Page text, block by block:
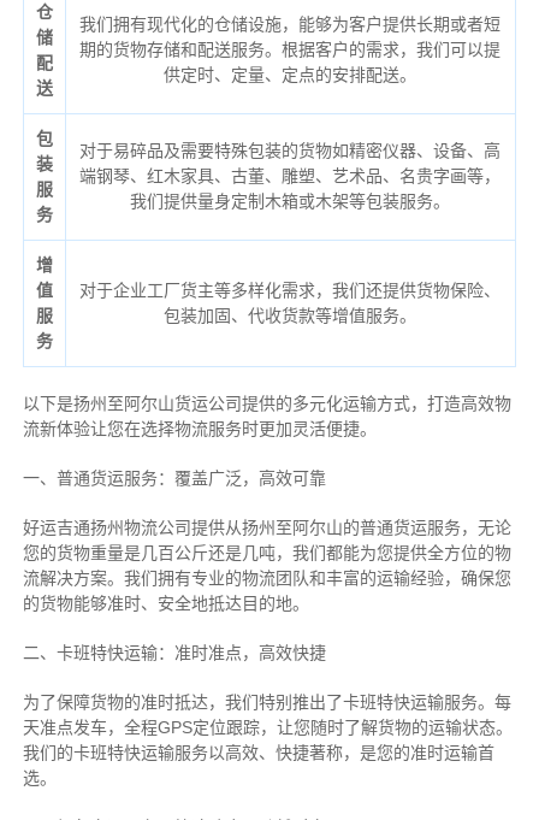
仓
储
配
送
我们拥有现代化的仓储设施，能够为客户提供长期或者短
期的货物存储和配送服务。根据客户的需求，我们可以提
供定时、定量、定点的安排配送。
包
装
服
务
对于易碎品及需要特殊包装的货物如精密仪器、设备、高
端钢琴、红木家具、古董、雕塑、艺术品、名贵字画等，
我们提供量身定制木箱或木架等包装服务。
增
值
服
务
对于企业工厂货主等多样化需求，我们还提供货物保险、
包装加固、代收货款等增值服务。
以下是扬州至阿尔山货运公司提供的多元化运输方式，打造高效物
流新体验让您在选择物流服务时更加灵活便捷。
一、普通货运服务：覆盖广泛，高效可靠
好运吉通扬州物流公司提供从扬州至阿尔山的普通货运服务，无论
您的货物重量是几百公斤还是几吨，我们都能为您提供全方位的物
流解决方案。我们拥有专业的物流团队和丰富的运输经验，确保您
的货物能够准时、安全地抵达目的地。
二、卡班特快运输：准时准点，高效快捷
为了保障货物的准时抵达，我们特别推出了卡班特快运输服务。每
天准点发车，全程GPS定位跟踪，让您随时了解货物的运输状态。
我们的卡班特快运输服务以高效、快捷著称，是您的准时运输首
选。